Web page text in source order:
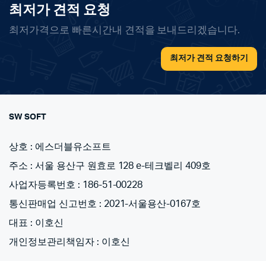
최저가 견적 요청
최저가격으로 빠른시간내 견적을 보내드리겠습니다.
최저가 견적 요청하기
SW SOFT
상호 : 에스더블유소프트
주소 : 서울 용산구 원효로 128 e-테크벨리 409호
사업자등록번호 : 186-51-00228
통신판매업 신고번호 : 2021-서울용산-0167호
대표 : 이호신
개인정보관리책임자 : 이호신